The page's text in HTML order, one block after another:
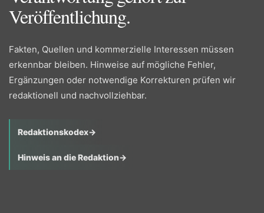
Veröffentlichung.
Fakten, Quellen und kommerzielle Interessen müssen
erkennbar bleiben. Hinweise auf mögliche Fehler,
Ergänzungen oder notwendige Korrekturen prüfen wir
redaktionell und nachvollziehbar.
Redaktionskodex→
Hinweis an die Redaktion→